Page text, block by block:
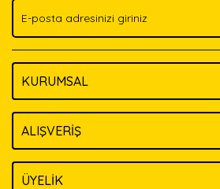
Bu ürüne benzer farklı alternatifler
KURUMSAL
ALIŞVERİŞ
ÜYELİK